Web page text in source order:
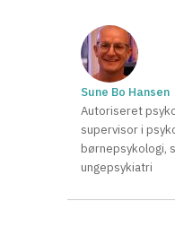
Sune Bo Hansen
Autoriseret
supervisor i
børnepsykologi,
ungepsykiatri